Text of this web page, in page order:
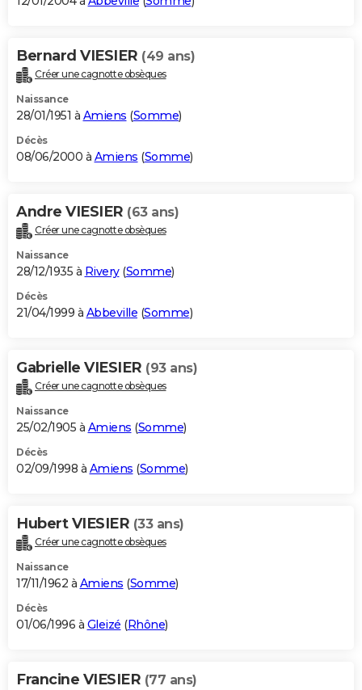
Bernard VIESIER (49 ans)
Créer une cagnotte obsèques
Naissance
28/01/1951 à Amiens (Somme)
Décès
08/06/2000 à Amiens (Somme)
Andre VIESIER (63 ans)
Créer une cagnotte obsèques
Naissance
28/12/1935 à Rivery(Somme)
Décès
21/04/1999 à Abbeville (Somme)
Gabrielle VIESIER (93 ans)
Créer une cagnotte obsèques
Naissance
25/02/1905 à Amiens (Somme)
Décès
02/09/1998 à Amiens (Somme)
Hubert VIESIER (33 ans)
Créer une cagnotte obsèques
Naissance
17/11/1962 à Amiens (Somme)
Décès
01/06/1996 à Gleizé (Rhône)
Francine VIESIER (77 ans)